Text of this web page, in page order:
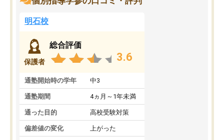
明石校
保護者
総合評価
3.6
通塾開始時の学年 中3
通塾期間 4ヵ月～1年未満
通った目的 高校受験対策
偏差値の変化 上がった